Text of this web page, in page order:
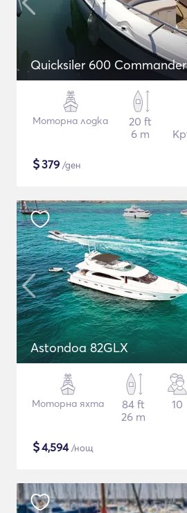
Quicksiler 600 Commander
Моторна лодка
20 ft
6 m
$379 /ден
Astondoa 82GLX
Моторна яхта
84 ft
26 m
10
$4,594/нощ